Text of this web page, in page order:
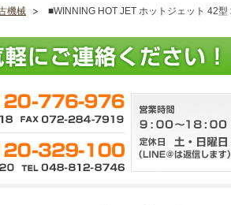
機械 ■WINNING HOT JET ホットジェット 42型